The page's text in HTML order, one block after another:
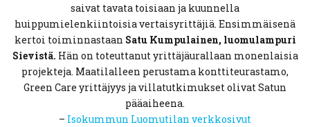
saivat tavata toisiaan ja kuunnella
huippumielenkiintoisia vertaisyrittäjiä. Ensimmäisenä
kertoi toiminnastaan Satu Kumpulainen, luomulampuri
Sievistä. Hän on toteuttanut yrittäjäurallaan monenlaisia
projekteja. Maatilalleen perustama konttiteurastamo,
Green Care yrittäjyys ja villatutkimukset olivat Satun
pääaiheena.
– Isokummun Luomutilan verkkosivut